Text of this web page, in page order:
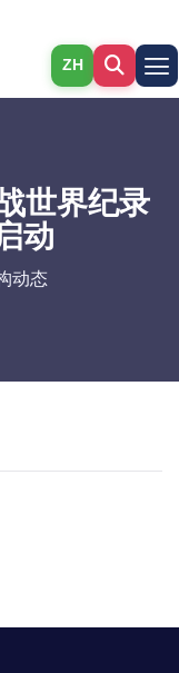
ZH
世界纪录
动
动态